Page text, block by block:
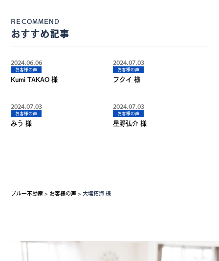
RECOMMEND
おすすめ記事
2024.06.06
お客様の声
Kumi TAKAO 様
2024.07.03
お客様の声
フクイ 様
2024.07.03
お客様の声
みう 様
2024.07.03
お客様の声
星野弘介 様
ブルー不動産 > お客様の声 >大塩拓海 様